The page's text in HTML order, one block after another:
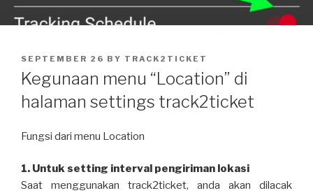
POSTED
ON
SEPTEMBER 26 BY TRACK2TICKET
Kegunaan menu “Location” di
halaman settings track2ticket
Fungsi dari menu Location
1. Untuk setting interval pengiriman lokasi
Saat menggunakan track2ticket, anda akan dilacak